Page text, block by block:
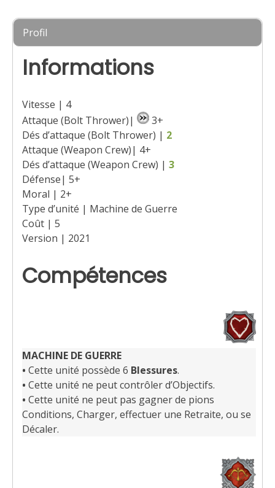
Profil
Informations
Vitesse | 4
Attaque (Bolt Thrower)|
3+
Dés d’attaque (Bolt Thrower) | 2
Attaque (Weapon Crew)| 4+
Dés d’attaque (Weapon Crew) | 3
Défense| 5+
Moral | 2+
Type d’unité | Machine de Guerre
Coût | 5
Version | 2021
Compétences
MACHINE DE GUERRE
• Cette unité possède 6 Blessures.
• Cette unité ne peut contrôler d’Objectifs.
• Cette unité ne peut pas gagner de pions
Conditions, Charger, effectuer une Retraite, ou se
Décaler.